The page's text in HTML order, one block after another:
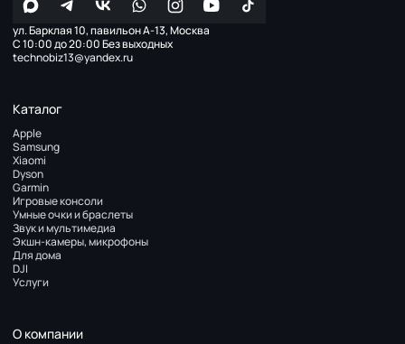
ул. Барклая 10, павильон А-13, Москва
С 10:00 до 20:00 Без выходных
technobiz13@yandex.ru
Каталог
Apple
Samsung
Xiaomi
Dyson
Garmin
Игровые консоли
Умные очки и браслеты
Звук и мультимедиа
Экшн-камеры, микрофоны
Для дома
DJI
Услуги
О компании